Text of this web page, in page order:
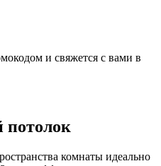
и свяжется с вами в
комнаты идеально